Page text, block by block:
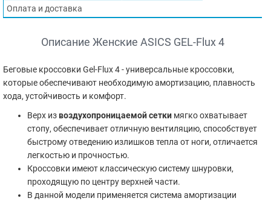
Оплата и доставка
Описание Женские ASICS GEL-Flux 4
Беговые кроссовки Gel-Flux 4 - универсальные кроссовки,
которые обеспечивают необходимую амортизацию, плавность
хода, устойчивость и комфорт.
Верх из воздухопроницаемой сетки мягко охватывает
стопу, обеспечивает отличную вентиляцию, способствует
быстрому отведению излишков тепла от ноги, отличается
легкостью и прочностью.
Кроссовки имеют классическую систему шнуровки,
проходящую по центру верхней части.
В данной модели применяется система амортизации